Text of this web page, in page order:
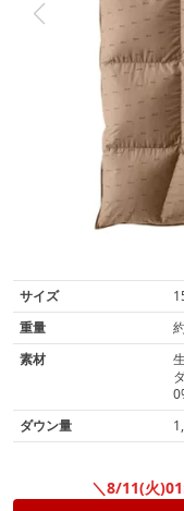
サイズ
重量
素材
ダウン量
＼8/11(火